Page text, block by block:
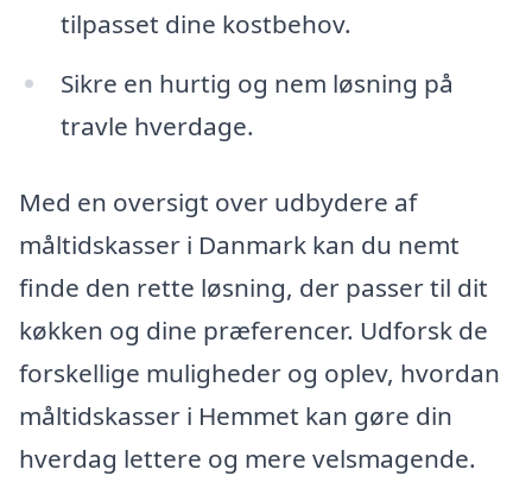
tilpasset dine kostbehov.
Sikre en hurtig og nem løsning på
travle hverdage.
Med en oversigt over udbydere af
måltidskasser i Danmark kan du nemt
finde den rette løsning, der passer til dit
køkken og dine præferencer. Udforsk de
forskellige muligheder og oplev, hvordan
måltidskasser i Hemmet kan gøre din
hverdag lettere og mere velsmagende.